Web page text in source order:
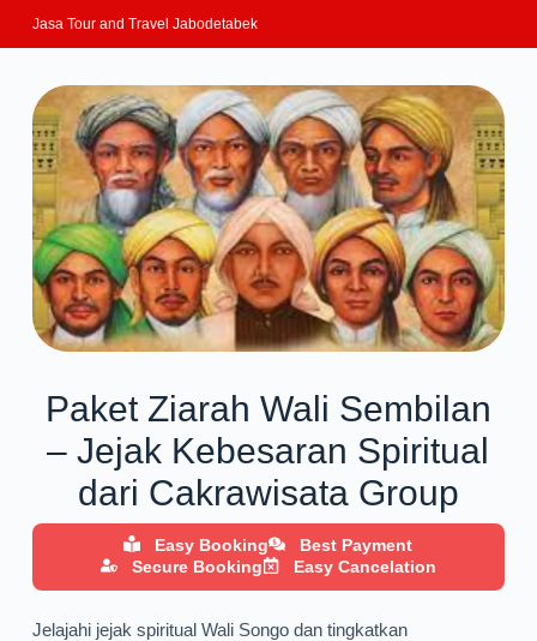
Jasa Tour and Travel Jabodetabek
Paket Ziarah Wali Sembilan
– Jejak Kebesaran Spiritual
dari Cakrawisata Group
Easy Booking
Best Payment
Secure Booking
Easy Cancelation
Jelajahi jejak spiritual Wali Songo dan tingkatkan